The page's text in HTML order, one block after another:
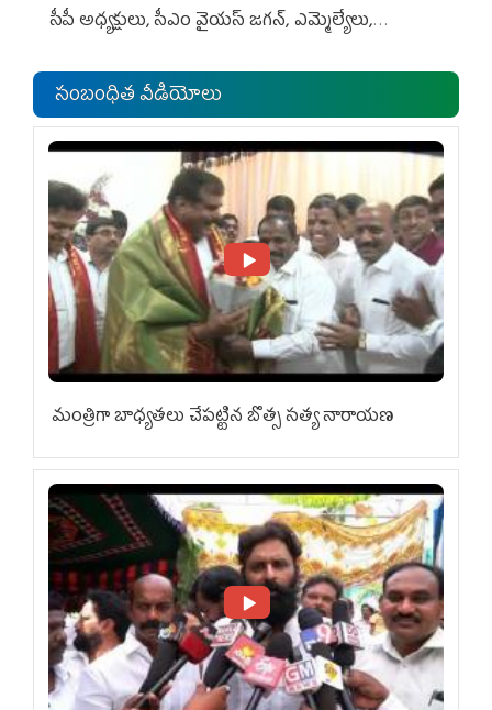
సీపీ అధ్య‌క్షులు, సీఎం వైయ‌స్ జ‌గ‌న్, ఎమ్మెల్యేలు,
సంబంధిత వీడియోలు
మంత్రిగా బాధ్యతలు చేపట్టిన బొత్స సత్య నారాయణ